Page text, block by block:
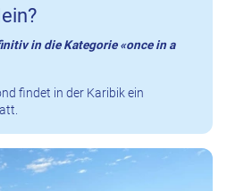
in die Kategorie «once in a
findet in der Karibik ein